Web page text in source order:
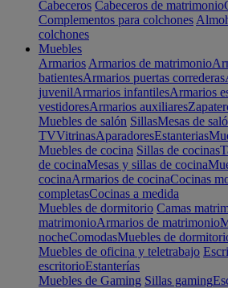
Cabeceros Cabeceros de matrimonio
Complementos para colchones
colchones
Muebles
Armarios Armarios de matrimonio
batientesArmarios puertas correderas
juvenilArmarios infantilesArmarios
vestidoresArmarios auxiliares
Muebles de salón SillasMesas de
TVVitrinasAparadoresEstanterias
Muebles de cocina Sillas de cocinas
de cocinaMesas y sillas de cocina
cocinaArmarios de cocinaCocinas
completasCocinas a medida
Muebles de dormitorio Camas
matrimonioArmarios de matrimonio
nocheComodasMuebles de
Muebles de oficina y teletrabajo
escritorioEstanterías
Muebles de Gaming Sillas gaming